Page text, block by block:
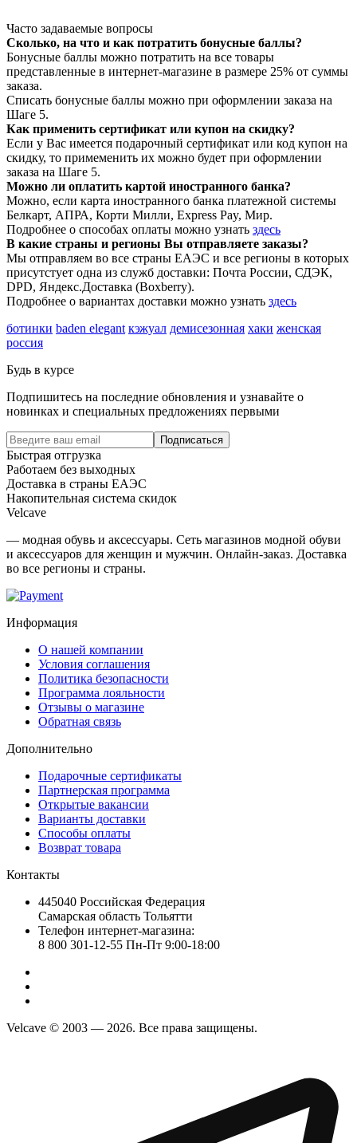
Часто задаваемые вопросы
Сколько, на что и как потратить бонусные баллы?
Бонусные баллы можно потратить на все товары
представленные в интернет-магазине в размере 25% от суммы
заказа.
Списать бонусные баллы можно при оформлении заказа на
Шаге 5.
Как применить сертификат или купон на скидку?
Если у Вас имеется подарочный сертификат или код купон на
скидку, то примеменить их можно будет при оформлении
заказа на Шаге 5.
Можно ли оплатить картой иностранного банка?
Можно, если карта иностранного банка платежной системы
Белкарт, АПРА, Корти Милли, Express Pay, Мир.
Подробнее о способах оплаты можно узнать здесь
В какие страны и регионы Вы отправляете заказы?
Мы отправляем во все страны ЕАЭС и все регионы в которых
присутстует одна из служб доставки: Почта России, СДЭК,
DPD, Яндекс.Доставка (Boxberry).
Подробнее о вариантах доставки можно узнать здесь
ботинки baden elegant кэжуал демисезонная хаки женская
россия
Будь в курсе
Подпишитесь на последние обновления и узнавайте о
новинках и специальных предложениях первыми
Подписаться
Быстрая отгрузка
Работаем без выходных
Доставка в страны ЕАЭС
Накопительная система скидок
Velcave
— модная обувь и аксессуары. Сеть магазинов модной обуви
и аксессуаров для женщин и мужчин. Онлайн-заказ. Доставка
во все регионы и страны.
Информация
О нашей компании
Условия соглашения
Политика безопасности
Программа лояльности
Отзывы о магазине
Обратная связь
Дополнительно
Подарочные сертификаты
Партнерская программа
Открытые вакансии
Варианты доставки
Способы оплаты
Возврат товара
Контакты
445040 Российская Федерация
Самарская область Тольятти
Телефон интернет-магазина:
8 800 301-12-55 Пн-Пт 9:00-18:00
Velcave © 2003 — 2026. Все права защищены.